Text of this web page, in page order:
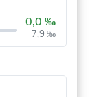
0,0 ‰
7,9 ‰